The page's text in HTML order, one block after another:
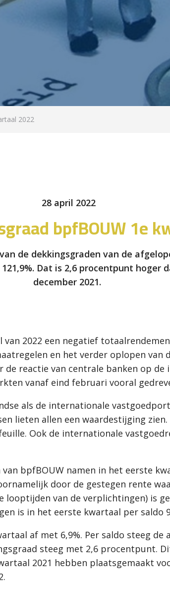
2022
28 april 2022
bpfBOUW 1e
de dekkingsgraden van de
Dat is 2,6 procentpunt hoger
december 2021.
van 2022 een negatief
en het verder oplopen van
de reactie van centrale banken op
vanaf eind februari vooral
als de internationale
lieten allen een waardestijging
Ook de internationale
bpfBOUW namen in het eerste
door de gestegen rente
looptijden van de verplichtingen) is
is in het eerste kwartaal per saldo
af met 6,9%. Per saldo steeg
steeg met 2,6 procentpunt.
2021 hebben plaatsgemaakt